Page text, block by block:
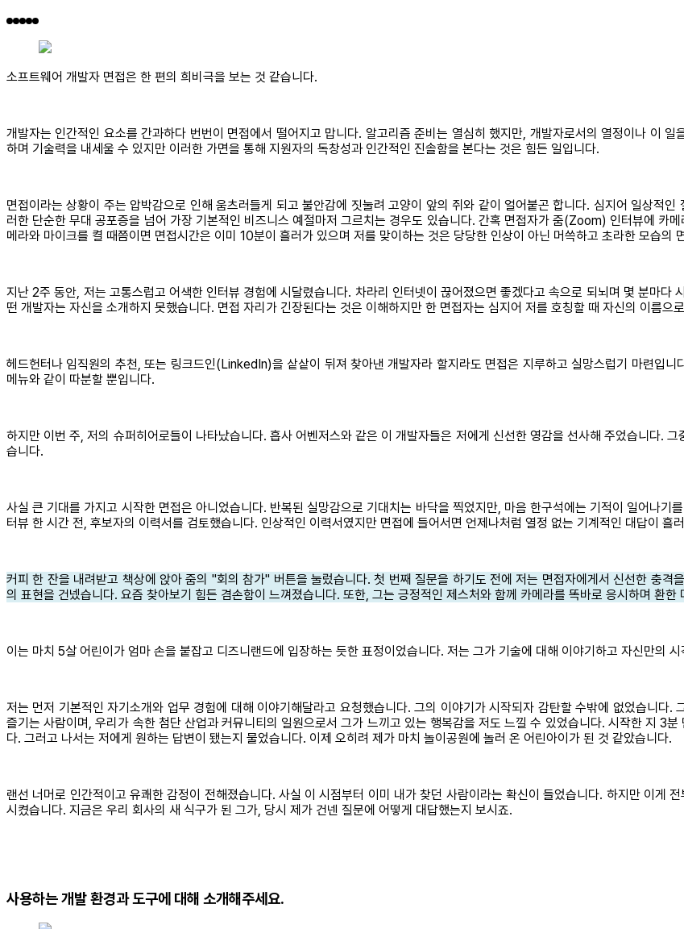
소프트웨어 개발자 면접은 한 편의 희비극을 보는 것 같습니다.
개발자는 인간적인 요소를 간과하다 번번이 면접에서 떨어지고 맙니다. 알고리즘 준비는 열심히 했지만, 개발자로서의 열정이나 이
하며 기술력을 내세울 수 있지만 이러한 가면을 통해 지원자의 독창성과 인간적인 진솔함을 본다는 것은 힘든 일입니다.
면접이라는 상황이 주는 압박감으로 인해 움츠러들게 되고 불안감에 짓눌려 고양이 앞의 쥐와 같이 얼어붙곤 합니다. 심지어 일상적
러한 단순한 무대 공포증을 넘어 가장 기본적인 비즈니스 예절마저 그르치는 경우도 있습니다. 간혹 면접자가 줌(Zoom) 인터뷰에 카
메라와 마이크를 켤 때쯤이면 면접시간은 이미 10분이 흘러가 있으며 저를 맞이하는 것은 당당한 인상이 아닌 머쓱하고 초라한 모습의
지난 2주 동안, 저는 고통스럽고 어색한 인터뷰 경험에 시달렸습니다. 차라리 인터넷이 끊어졌으면 좋겠다고 속으로 되뇌며 몇 분마다
떤 개발자는 자신을 소개하지 못했습니다. 면접 자리가 긴장된다는 것은 이해하지만 한 면접자는 심지어 저를 호칭할 때 자신의 이름으
헤드헌터나 임직원의 추천, 또는 링크드인(LinkedIn)을 샅샅이 뒤져 찾아낸 개발자라 할지라도 면접은 지루하고 실망스럽기 마련입
메뉴와 같이 따분할 뿐입니다.
하지만 이번 주, 저의 슈퍼히어로들이 나타났습니다. 흡사 어벤저스와 같은 이 개발자들은 저에게 신선한 영감을 선사해 주었습니다.
습니다.
사실 큰 기대를 가지고 시작한 면접은 아니었습니다. 반복된 실망감으로 기대치는 바닥을 찍었지만, 마음 한구석에는 기적이 일어나기
터뷰 한 시간 전, 후보자의 이력서를 검토했습니다. 인상적인 이력서였지만 면접에 들어서면 언제나처럼 열정 없는 기계적인 대답이 흘
커피 한 잔을 내려받고 책상에 앉아 줌의 "회의 참가" 버튼을 눌렀습니다. 첫 번째 질문을 하기도 전에 저는 면접자에게서 신선한 충
의 표현을 건넸습니다. 요즘 찾아보기 힘든 겸손함이 느껴졌습니다. 또한, 그는 긍정적인 제스처와 함께 카메라를 똑바로 응시하며 환한
이는 마치 5살 어린이가 엄마 손을 붙잡고 디즈니랜드에 입장하는 듯한 표정이었습니다. 저는 그가 기술에 대해 이야기하고 자신만의
저는 먼저 기본적인 자기소개와 업무 경험에 대해 이야기해달라고 요청했습니다. 그의 이야기가 시작되자 감탄할 수밖에 없었습니다
즐기는 사람이며, 우리가 속한 첨단 산업과 커뮤니티의 일원으로서 그가 느끼고 있는 행복감을 저도 느낄 수 있었습니다. 시작한 지 3
다. 그러고 나서는 저에게 원하는 답변이 됐는지 물었습니다. 이제 오히려 제가 마치 놀이공원에 놀러 온 어린아이가 된 것 같았습니다.
랜선 너머로 인간적이고 유쾌한 감정이 전해졌습니다. 사실 이 시점부터 이미 내가 찾던 사람이라는 확신이 들었습니다. 하지만 이게
시켰습니다. 지금은 우리 회사의 새 식구가 된 그가, 당시 제가 건넨 질문에 어떻게 대답했는지 보시죠.
사용하는 개발 환경과 도구에 대해 소개해주세요.